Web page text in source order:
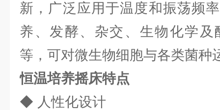
新，广泛应用于温度和振荡频
养、发酵、杂交、生物化学
等，可对微生物细胞与各类菌种
恒温培养摇床特点
◆ 人性化设计